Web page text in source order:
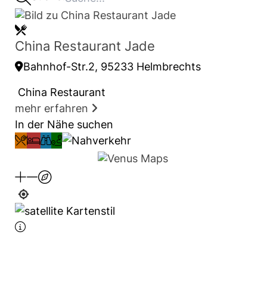
China Restaurant Jade
Bahnhof-Str.2, 95233 Helmbrechts
China Restaurant
mehr erfahren
In der Nähe suchen